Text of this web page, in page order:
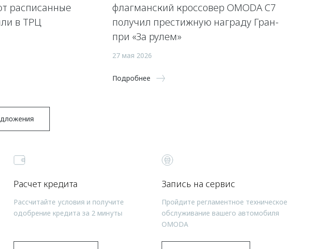
расписанные
в ТРЦ
флагманский кроссовер OMODA C7
получил престижную награду Гран-
при «За рулем»
27 мая 2026
Подробнее
Расчет кредита
Рассчитайте условия и получите
одобрение кредита за 2 минуты
Запись на сервис
Пройдите регламентное техническое
обслуживание вашего автомобиля
OMODA